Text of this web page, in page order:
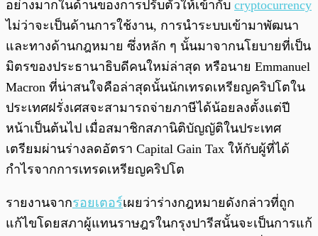
อย่างมากในด้านของการปรับตัวให้เข้ากับ cryptocurrency
ไม่ว่าจะเป็นด้านการใช้งาน, การนำระบบเข้ามาพัฒนา
และทางด้านกฎหมาย ซึ่งหลัก ๆ นั้นมาจากนโยบายที่เป็น
มิตรของประธานาธิบดีคนใหม่ล่าสุด หรือนาย Emmanuel
Macron ที่น่าสนใจคือล่าสุดนั้นนักเทรดเหรียญคริปโตใน
ประเทศฝรั่งเศสจะสามารถจ่ายภาษีได้น้อยลงตั้งแต่ปี
หน้าเป็นต้นไป เมื่อสมาชิกสภานิติบัญญัติในประเทศ
เตรียมผ่านร่างลดอัตรา Capital Gain Tax ให้กับผู้ที่ได้
กำไรจากการเทรดเหรียญคริปโต
รายงานจากรอยเตอร์เผยว่าร่างกฎหมายดังกล่าวที่ถูก
แก้ไขโดยสภาผู้แทนราษฎรในกรุงปารีสนั้นจะเป็นการแก้